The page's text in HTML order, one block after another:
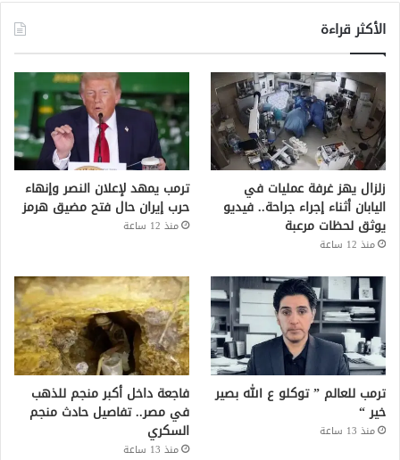
الأكثر قراءة
زلزال يهز غرفة عمليات في
اليابان أثناء إجراء جراحة.. فيديو
يوثق لحظات مرعبة
منذ 12 ساعة
ترمب يمهد لإعلان النصر وإنهاء
حرب إيران حال فتح مضيق هرمز
منذ 12 ساعة
ترمب للعالم ” توكلو ع الله بصير
خير “
منذ 13 ساعة
فاجعة داخل أكبر منجم للذهب
في مصر.. تفاصيل حادث منجم
السكري
منذ 13 ساعة